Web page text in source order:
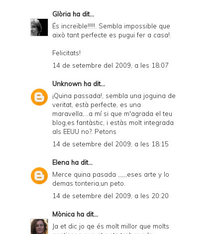
Glòria ha dit...
És increïble!!!!!. Sembla impossible que
això tant perfecte es pugui fer a casa!.
Felicitats!
14 de setembre del 2009, a les 18:07
Unknown ha dit...
¡Quina passada!, sembla una joguina de
veritat, està perfecte, es una
maravella,...a mí si que m'agrada el teu
blog,es fantàstic, i estàs molt integrada
als EEUU no?. Petons
14 de setembre del 2009, a les 18:15
Elena ha dit...
Merce quina pasada ,,,,,,eses arte y lo
demas tonteria,un peto.
14 de setembre del 2009, a les 20:20
Mònica ha dit...
Ja et dic jo qe és molt millor que molts